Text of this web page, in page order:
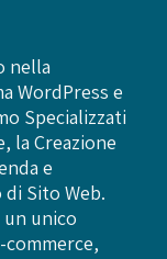
nella
WordPress e
Specializzati
la Creazione
e
Sito Web.
unico